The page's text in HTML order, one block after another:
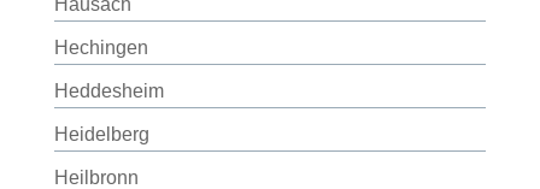
Hausach
Hechingen
Heddesheim
Heidelberg
Heilbronn